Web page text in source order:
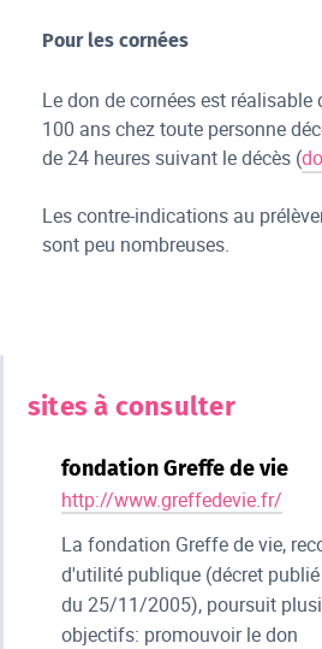
Pour les cornées
Le don de cornées est réalisable
100 ans chez toute personne
de 24 heures suivant le décès (
Les contre-indications au
sont peu nombreuses.
sites à consulter
fondation Greffe de vie
http://www.greffedevie.fr/
La fondation Greffe de vie,
d'utilité publique (décret
du 25/11/2005), poursuit
objectifs: promouvoir le don